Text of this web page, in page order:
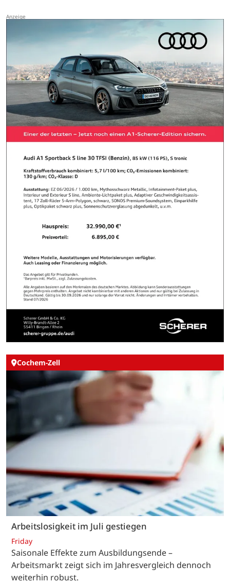
Cochem-Zell
Arbeitslosigkeit im Juli gestiegen
Friday
Saisonale Effekte zum Ausbildungsende –
Arbeitsmarkt zeigt sich im Jahresvergleich dennoch
weiterhin robust.